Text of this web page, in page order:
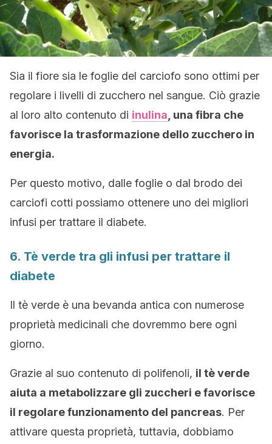
Sia il fiore sia le foglie del carciofo sono ottimi per
regolare i livelli di zucchero nel sangue. Ciò grazie
al loro alto contenuto di inulina , una fibra che
favorisce la trasformazione dello zucchero in
energia.
Per questo motivo, dalle foglie o dal brodo dei
carciofi cotti possiamo ottenere uno dei migliori
infusi per trattare il diabete.
6. Tè verde tra gli infusi per trattare il
diabete
Il tè verde è una bevanda antica con numerose
proprietà medicinali che dovremmo bere ogni
giorno.
Grazie al suo contenuto di polifenoli, il tè verde
aiuta a metabolizzare gli zuccheri e favorisce
il regolare funzionamento del pancreas. Per
attivare questa proprietà, tuttavia, dobbiamo